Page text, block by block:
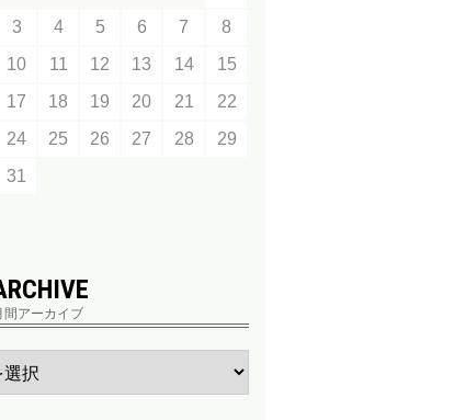
3 4 5 6 7
8
10 11 12 13 14
15
17 18 19 20 21
22
24 25 26 27 28
29
31
間アーカイブ